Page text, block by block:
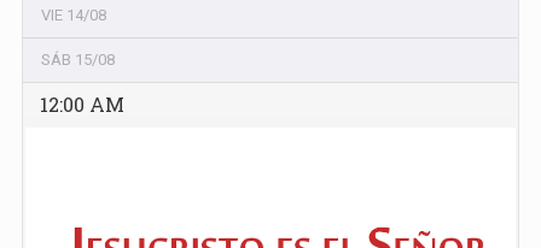
VIE 14/08
SÁB 15/08
12:00 AM